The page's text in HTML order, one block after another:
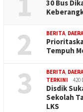
30 Bus
2 BERITA,
Tempuh
3 BERITA,
TERKINI
420
Disdik
Sekolah
LKS